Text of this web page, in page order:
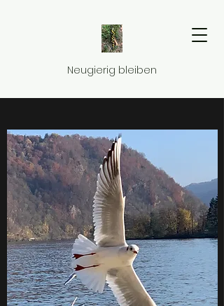
Neugierig bleiben